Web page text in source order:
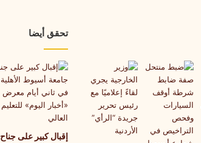
تحقق أيضا
إقبال كبير على جناح